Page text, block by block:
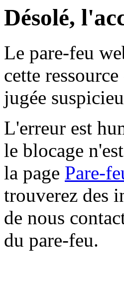
Désolé,
Le pare-feu
cette
jugée
L'erreur est
le blocage
la page Pare-
trouverez des
de nous
du pare-feu.